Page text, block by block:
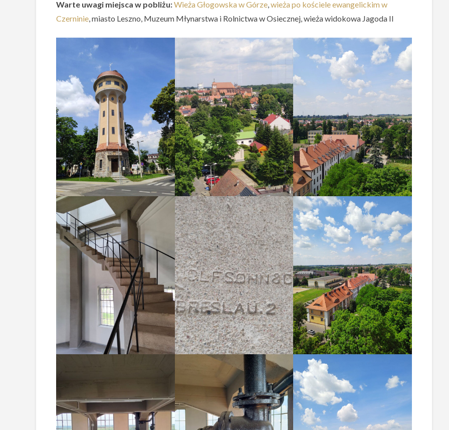
Warte uwagi miejsca w pobliżu:Wieża Głogowska w Górze,wieża po kościele ewangelickim w
Czerninie, miasto Leszno, Muzeum Młynarstwa i Rolnictwa w Osiecznej, wieża widokowa Jagoda II